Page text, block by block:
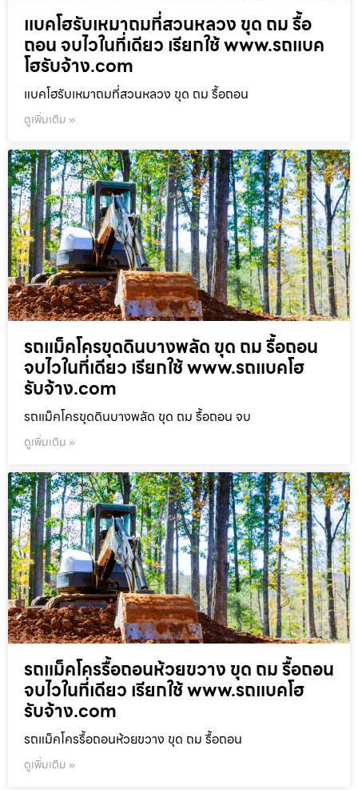
แบคโฮรับเหมาถมที่สวนหลวง ขุด ถม รื้อ
ถอน จบไวในที่เดียว เรียกใช้ www.รถแบค
โฮรับจ้าง.com
แบคโฮรับเหมาถมที่สวนหลวง ขุด ถม รื้อถอน
ดูเพิ่มเติม »
รถแม็คโครขุดดินบางพลัด ขุด ถม รื้อถอน
จบไวในที่เดียว เรียกใช้ www.รถแบคโฮ
รับจ้าง.com
รถแม็คโครขุดดินบางพลัด ขุด ถม รื้อถอน จบ
ดูเพิ่มเติม »
รถแม็คโครรื้อถอนห้วยขวาง ขุด ถม รื้อถอน
จบไวในที่เดียว เรียกใช้ www.รถแบคโฮ
รับจ้าง.com
รถแม็คโครรื้อถอนห้วยขวาง ขุด ถม รื้อถอน
ดูเพิ่มเติม »